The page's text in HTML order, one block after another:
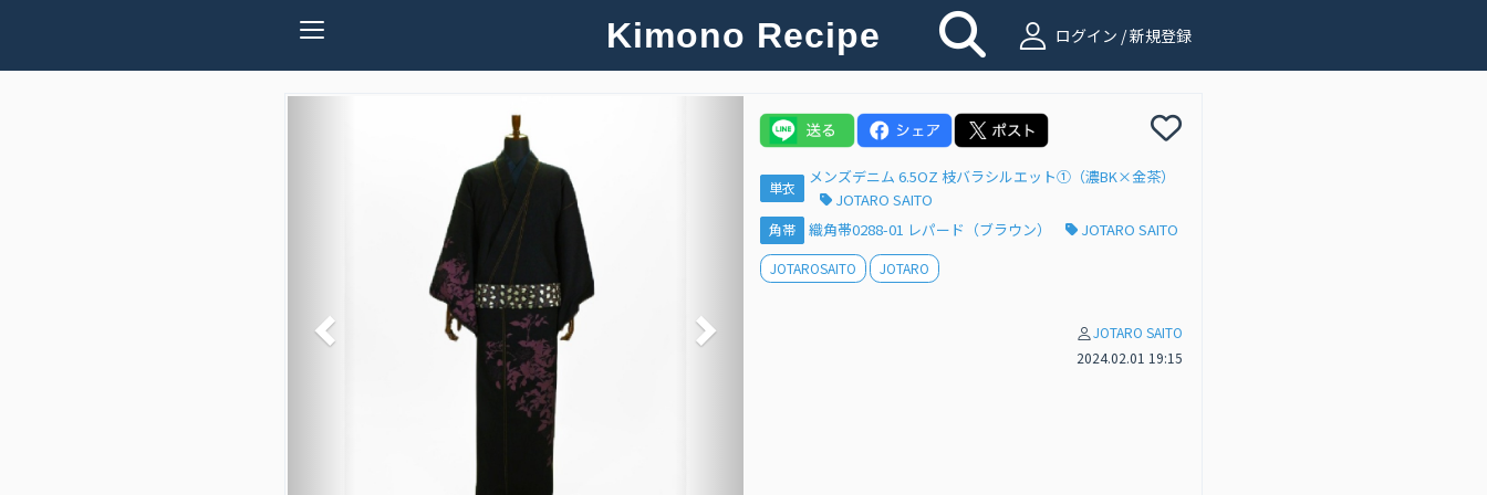
Kimono Recipe ログイン / 新規登録
単衣
メンズデニム 6.5OZ 枝バラシルエット①（濃BK×金茶）
JOTARO SAITO
角帯 織角帯0288-01 レパード（ブラウン） JOTARO SAITO
JOTAROSAITO JOTARO
JOTARO SAITO
2024.02.01 19:15